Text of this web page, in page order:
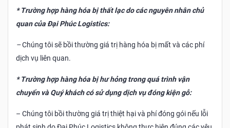
* Trường hợp hàng hóa bị thất lạc do các nguyên nhân chủ
quan của Đại Phúc Logistics:
–Chúng tôi sẽ bồi thường giá trị hàng hóa bị mất và các phí
dịch vụ liên quan.
* Trường hợp hàng hóa bị hư hỏng trong quá trình vận
chuyển và Quý khách có sử dụng dịch vụ đóng kiện gỗ:
– Chúng tôi bồi thường giá trị thiệt hại và phí đóng gói nếu lỗi